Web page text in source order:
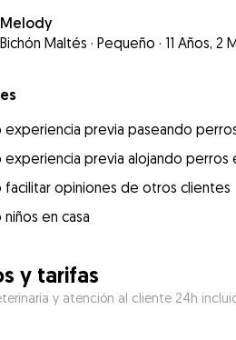
Melody
Bichón Maltés · Pequeño · 11 Años, 2
experiencia previa paseando
experiencia previa alojando perros
facilitar opiniones de otros clientes
niños en casa
y tarifas
y atención al cliente 24h